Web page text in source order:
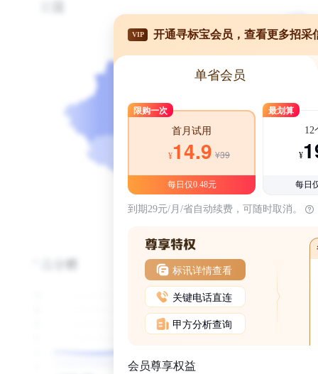
VIP 开通寻标宝会员，查看更多招采
单省会员
限购一次
首月试用
¥14.9 ¥39
每日仅0.48元
最划算
12
¥
每日
到期29元/月/省自动续费，可随时取消。
标讯详情查看
关键电话直连
甲方分析查询
会员尊享权益